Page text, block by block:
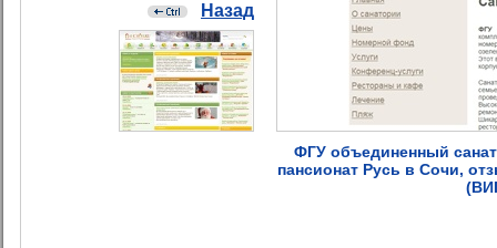
Назад
ФГУ объединенный
пансионат Русь в Сочи,